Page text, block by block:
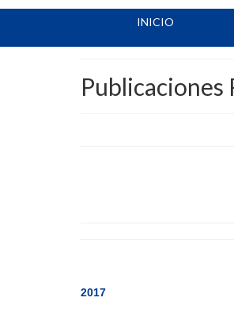
INICIO
Publicaciones
2017